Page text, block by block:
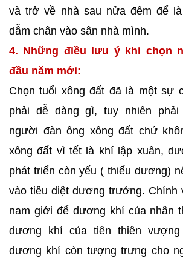
và trở về nhà sau nửa đêm để
dẫm chân vào sân nhà mình.
4. Những điều lưu ý khi chọn
đầu năm mới:
Chọn tuổi xông đất đã là một sự
phải dễ dàng gì, tuy nhiên
người đàn ông xông đất chứ
xông đất vì tết là khí lập xuân,
phát triển còn yếu ( thiếu dương)
vào tiêu diệt dương trưởng. Chính
nam giới để dương khí của nhân
dương khí của tiên thiên
dương khí còn tượng trưng cho